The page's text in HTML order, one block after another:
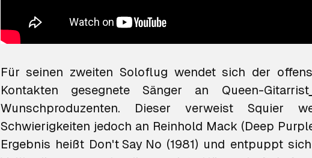
Für seinen zweiten Soloflug wendet sich der
Kontakten gesegnete Sänger an Queen-Gitarrist
Wunschproduzenten. Dieser verweist Squier
Schwierigkeiten jedoch an Reinhold Mack (Deep
Ergebnis heißt Don't Say No (1981) und entpuppt